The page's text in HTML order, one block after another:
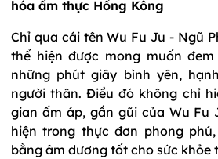
hóa ẩm thực Hồng Kông
Chỉ qua cái tên Wu Fu Ju - Ngũ
thể hiện được mong muốn
những phút giây bình yên,
người thân. Điều đó không chỉ
gian ấm áp, gần gũi của Wu Fu
hiện trong thực đơn phong
bằng âm dương tốt cho sức khỏe